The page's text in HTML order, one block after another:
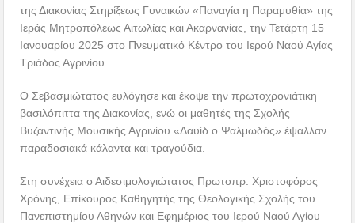
της Διακονίας Στηρίξεως Γυναικών «Παναγία η Παραμυθία» της
Ιεράς Μητροπόλεως Αιτωλίας και Ακαρνανίας, την Τετάρτη 15
Ιανουαρίου 2025 στο Πνευματικό Κέντρο του Ιερού Ναού Αγίας
Τριάδος Αγρινίου.
Ο Σεβασμιώτατος ευλόγησε και έκοψε την πρωτοχρονιάτικη
βασιλόπιττα της Διακονίας, ενώ οι μαθητές της Σχολής
Βυζαντινής Μουσικής Αγρινίου «Δαυίδ ο Ψαλμωδός» έψαλλαν
παραδοσιακά κάλαντα και τραγούδια.
Στη συνέχεια ο Αιδεσιμολογιώτατος Πρωτοπρ. Χριστοφόρος
Χρόνης, Επίκουρος Καθηγητής της Θεολογικής Σχολής του
Πανεπιστημίου Αθηνών και Εφημέριος του Ιερού Ναού Αγίου